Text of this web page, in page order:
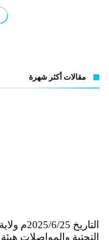
مقالات أكثر شهرة
التاريخ
التحتية والمواصلات